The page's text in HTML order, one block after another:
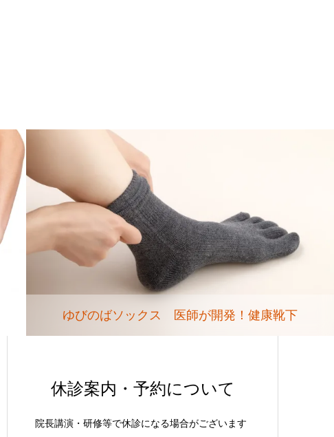
ゆびのばソックス 医師が開発！健康靴下
休診案内・予約について
院長講演・研修等で休診になる場合がございます